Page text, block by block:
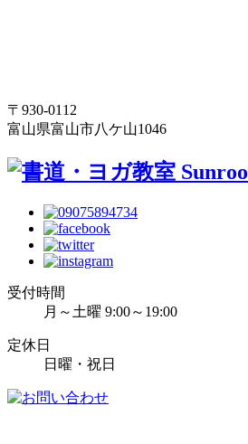
〒930-0112
富山県富山市八ケ山1046
受付時間
月～土曜 9:00～19:00
定休日
日曜・祝日